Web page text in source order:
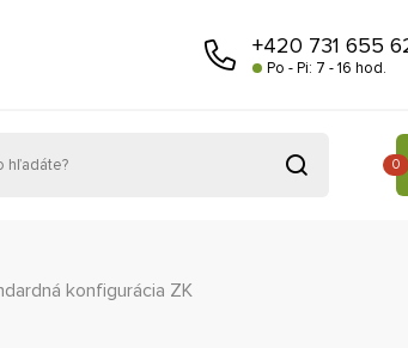
+420 731 655
Po - Pi: 7 - 16 hod.
0
konfigurácia ZK